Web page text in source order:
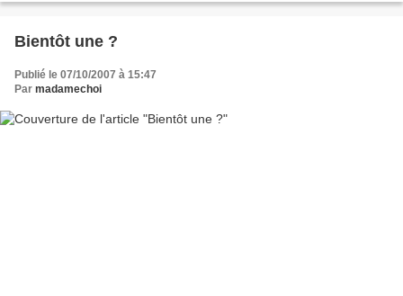
Bientôt une ?
Publié le 07/10/2007 à 15:47
Par madamechoi